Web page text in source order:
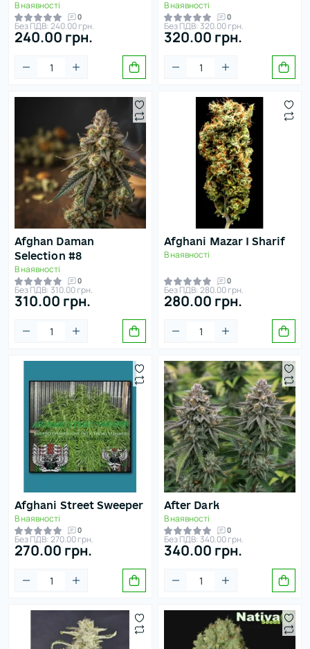
В наявності
0
Без ПДВ: 240.00 грн.
240.00 грн.
В наявності
0
Без ПДВ: 320.00 грн.
320.00 грн.
Afghan Daman
Selection #8
В наявності
0
Без ПДВ: 310.00 грн.
310.00 грн.
Afghani Mazar I Sharif
В наявності
0
Без ПДВ: 280.00 грн.
280.00 грн.
Afghani Street Sweeper
В наявності
0
Без ПДВ: 270.00 грн.
270.00 грн.
After Dark
В наявності
0
Без ПДВ: 340.00 грн.
340.00 грн.